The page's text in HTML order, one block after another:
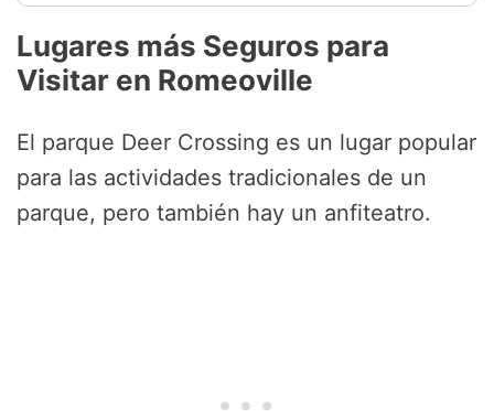
Lugares más Seguros para
Visitar en Romeoville
El parque Deer Crossing es un lugar popular
para las actividades tradicionales de un
parque, pero también hay un anfiteatro.